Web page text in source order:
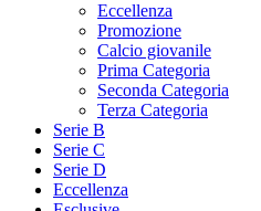
Eccellenza
Promozione
Calcio giovanile
Prima Categoria
Seconda Categoria
Terza Categoria
Serie B
Serie C
Serie D
Eccellenza